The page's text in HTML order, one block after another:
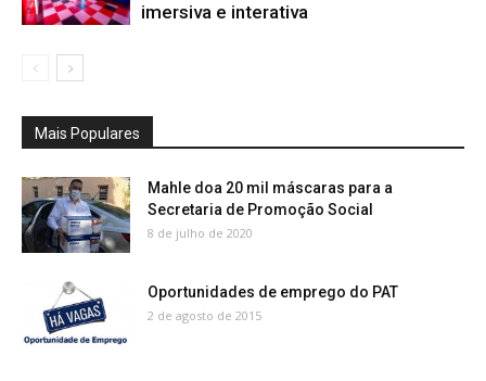
imersiva e interativa
Mais Populares
Mahle doa 20 mil máscaras para a
Secretaria de Promoção Social
8 de julho de 2020
Oportunidades de emprego do PAT
2 de agosto de 2015